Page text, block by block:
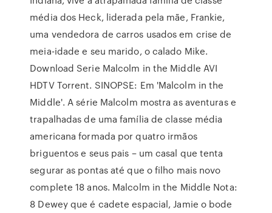
média dos Heck, liderada pela mãe, Frankie,
uma vendedora de carros usados em crise de
meia-idade e seu marido, o calado Mike.
Download Serie Malcolm in the Middle AVI
HDTV Torrent. SINOPSE: Em 'Malcolm in the
Middle'. A série Malcolm mostra as aventuras e
trapalhadas de uma família de classe média
americana formada por quatro irmãos
briguentos e seus pais – um casal que tenta
segurar as pontas até que o filho mais novo
complete 18 anos. Malcolm in the Middle Nota:
8 Dewey que é cadete espacial, Jamie o bode